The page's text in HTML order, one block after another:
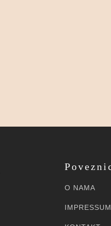
O NAMA
IMPRESSUM